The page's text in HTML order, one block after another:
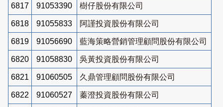
6817 91053390 樹仔股份有限公司
6818 91055833 阿謹投資股份有限公司
6819 91056690 藍海策略營銷管理顧問股份有限公司
6820 91058830 吳黃投資股份有限公司
6821 91060505 久鼎管理顧問股份有限公司
6822 91060527 蓁澄投資股份有限公司